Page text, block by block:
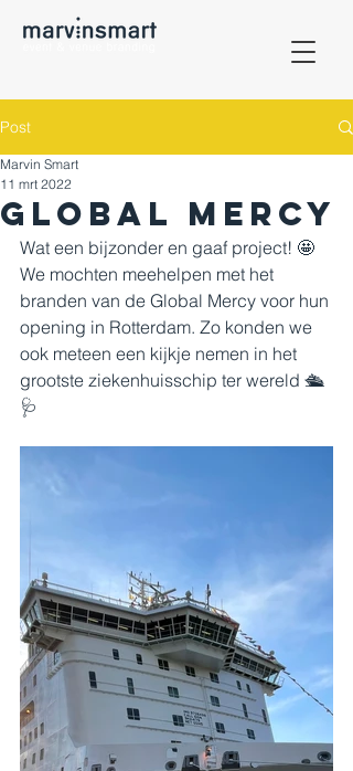
Post
Global Mercy
Marvin Smart
11 mrt 2022
Wat een bijzonder en gaaf project! 🤩
We mochten meehelpen met het
branden van de Global Mercy voor hun
opening in Rotterdam. Zo konden we
ook meteen een kijkje nemen in het
grootste ziekenhuisschip ter wereld 🛳
🩺